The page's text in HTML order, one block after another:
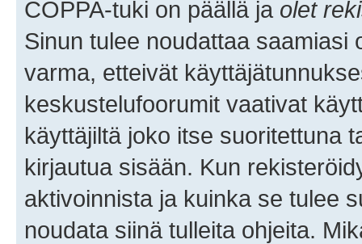
COPPA-tuki on päällä ja olet
Sinun tulee noudattaa saamiasi
varma, etteivät
keskustelufoorumit vaativat
käyttäjiltä joko itse suoritettuna
kirjautua sisään. Kun
aktivoinnista ja kuinka se tulee
noudata siinä tulleita ohjeita.